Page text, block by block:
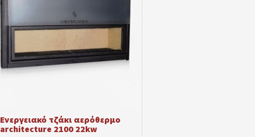
Ενεργειακό τζάκι αερόθερμο
architecture 2100 22kw